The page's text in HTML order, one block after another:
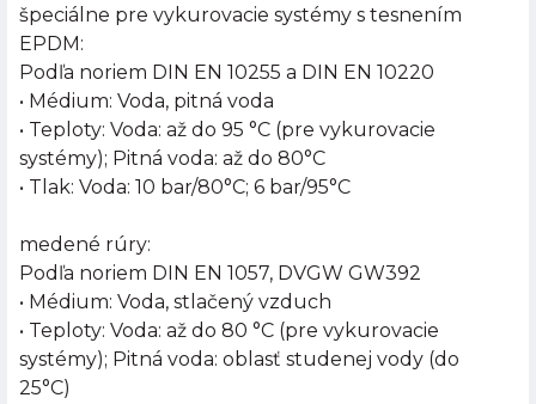
špeciálne pre vykurovacie systémy s tesnením
EPDM:
Podľa noriem DIN EN 10255 a DIN EN 10220
• Médium: Voda, pitná voda
• Teploty: Voda: až do 95 °C (pre vykurovacie
systémy); Pitná voda: až do 80°C
• Tlak: Voda: 10 bar/80°C; 6 bar/95°C
medené rúry:
Podľa noriem DIN EN 1057, DVGW GW392
• Médium: Voda, stlačený vzduch
• Teploty: Voda: až do 80 °C (pre vykurovacie
systémy); Pitná voda: oblasť studenej vody (do
25°C)